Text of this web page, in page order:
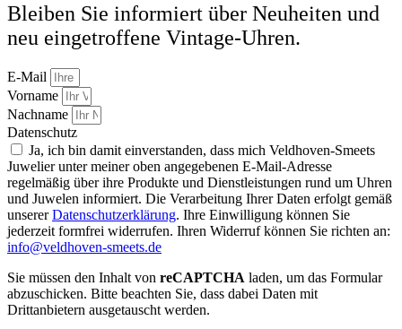
Bleiben Sie informiert über Neuheiten und
neu eingetroffene Vintage-Uhren.
E-Mail
Vorname
Nachname
Datenschutz
Ja, ich bin damit einverstanden, dass mich Veldhoven-Smeets
Juwelier unter meiner oben angegebenen E-Mail-Adresse
regelmäßig über ihre Produkte und Dienstleistungen rund um Uhren
und Juwelen informiert. Die Verarbeitung Ihrer Daten erfolgt gemäß
unsererDatenschutzerklärung. Ihre Einwilligung können Sie
jederzeit formfrei widerrufen. Ihren Widerruf können Sie richten an:
info@veldhoven-smeets.de
Sie müssen den Inhalt von reCAPTCHA laden, um das Formular
abzuschicken. Bitte beachten Sie, dass dabei Daten mit
Drittanbietern ausgetauscht werden.